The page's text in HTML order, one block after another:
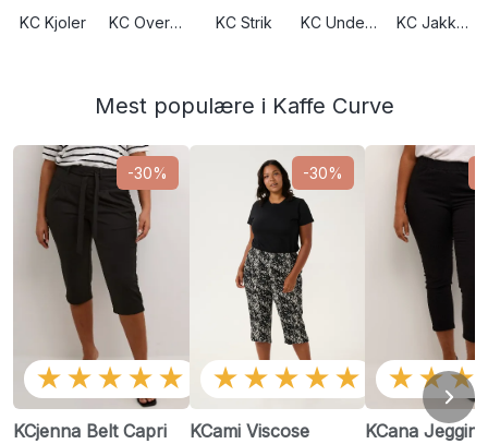
KC Kjoler KC Overdele KC Strik KC Underdele KC Jakker/huer
Mest populære i Kaffe Curve
-30%
★★★★★
KCjenna Belt Capri
-30%
★★★★★
KCami Viscose
KCana